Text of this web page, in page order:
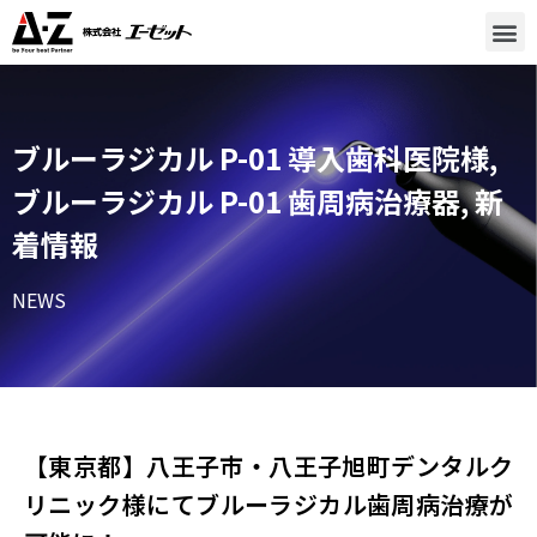
ブルーラジカル P-01 導入歯科医院様,
ブルーラジカル P-01 歯周病治療器,新
着情報
NEWS
【東京都】八王子市・八王子旭町デンタルク
リニック様​にてブルーラジカル歯周病治療が